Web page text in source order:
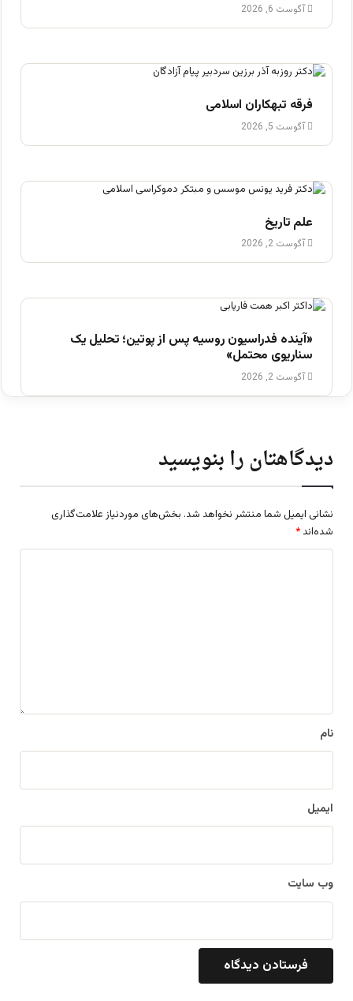
آگوست 6, 2026
فرقه تبهکاران اسلامی
آگوست 5, 2026
علم تاریخ
آگوست 2, 2026
«آینده فدراسیون روسیه پس از پوتین؛ تحلیل یک
سناریوی محتمل»
آگوست 2, 2026
دیدگاهتان را بنویسید
نشانی ایمیل شما منتشر نخواهد شد. بخش‌های موردنیاز علامت‌گذاری
شده‌اند *
نام
ایمیل
وب‌ سایت